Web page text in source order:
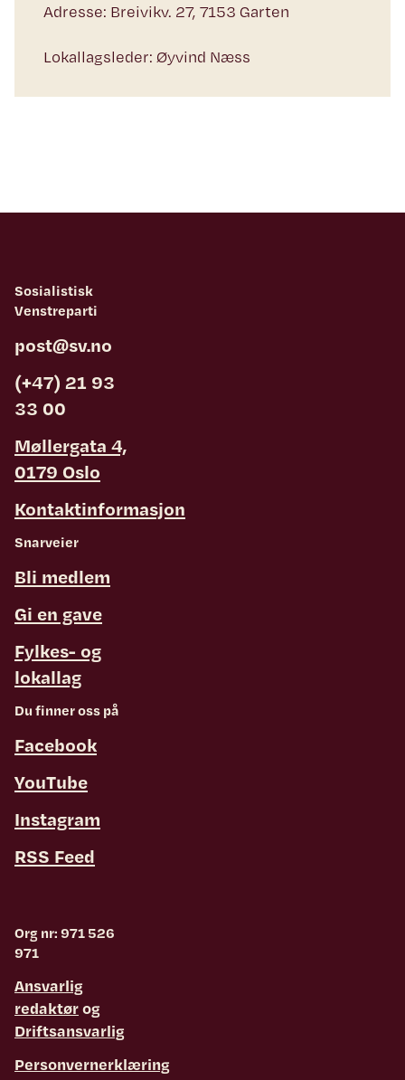
Adresse: Breivikv. 27, 7153 Garten
Lokallagsleder: Øyvind Næss
Sosialistisk
Venstreparti
post@sv.no
(+47) 21 93
33 00
Møllergata 4,
0179 Oslo
Kontaktinformasjon
Snarveier
Bli medlem
Gi en gave
Fylkes- og
lokallag
Du finner oss på
Facebook
YouTube
Instagram
RSS Feed
Org nr: 971 526
971
Ansvarlig
redaktørog
Driftsansvarlig
Personvernerklæring